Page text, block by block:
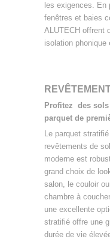
les exigences. En
fenêtres et baies
ALUTECH offrent
isolation phonique
Profitez des
parquet de
Le parquet
revêtements de
moderne est
grand choix de
salon, le couloir
chambre à
une excellente
stratifié offre une
durée de vie